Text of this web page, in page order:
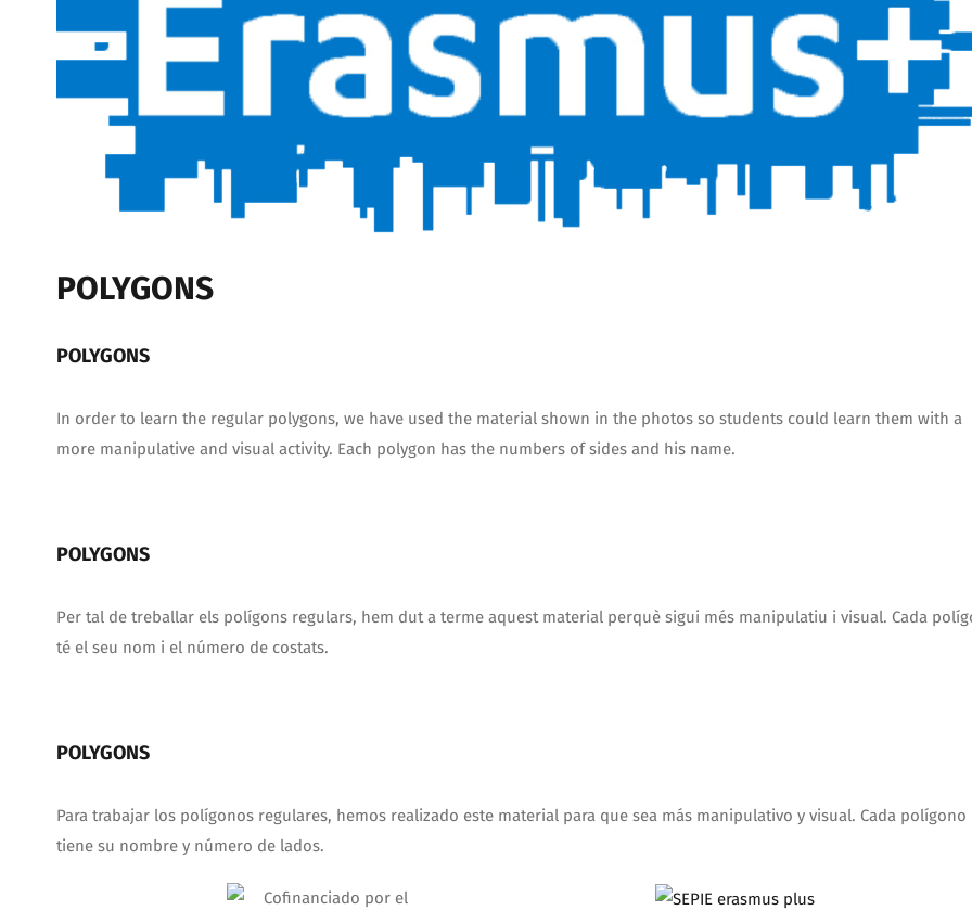
POLYGONS
POLYGONS
In order to learn the regular polygons, we have used the material shown in the photos so students could learn them with a
more manipulative and visual activity. Each polygon has the numbers of sides and his name.
POLYGONS
Per tal de treballar els polígons regulars, hem dut a terme aquest material perquè sigui més manipulatiu i visual. Cada
té el seu nom i el número de costats.
POLYGONS
Para trabajar los polígonos regulares, hemos realizado este material para que sea más manipulativo y visual. Cada polígono
tiene su nombre y número de lados.